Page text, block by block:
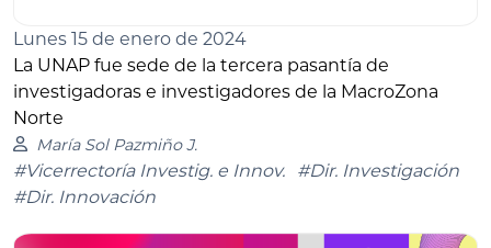
Lunes 15 de enero de 2024
La UNAP fue sede de la tercera pasantía de
investigadoras e investigadores de la MacroZona
Norte
María Sol Pazmiño J.
#Vicerrectoría Investig. e Innov.
#Dir. Investigación
#Dir. Innovación